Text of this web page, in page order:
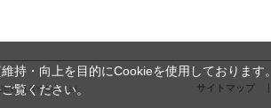
サイトマップ
Co., Ltd.
持・向上を目的にCookieを使用しております。
覧ください。